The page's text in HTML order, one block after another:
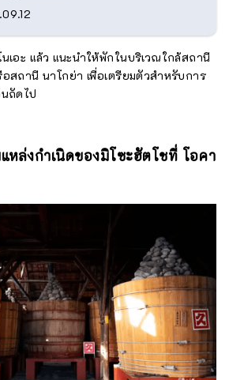
เอะ แล้ว แนะนำให้พักในบริเวณใกล้สถานี
สถานี นาโกย่า เพื่อเตรียมตัวสำหรับการ
ถัดไป
หล่งกำเนิดของมิโซะฮัตโชที่ โอคา